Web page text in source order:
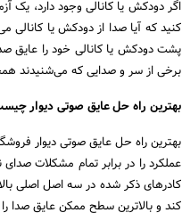
اگر دودکش یا کانالی وجود دارد، یک
کنید که آیا صدا از دودکش یا
پشت دودکش یا کانالی خود را عایق
برخی از سر و صدایی که می‌شنیدند
بهترین راه حل عایق صوتی دیوار
بهترین راه حل عایق صوتی دیوار
عملکرد را در برابر تمام مشکلات
کادرهای ذکر شده در سه اصل اصلی
کند و بالاترین سطح ممکن عایق صدا